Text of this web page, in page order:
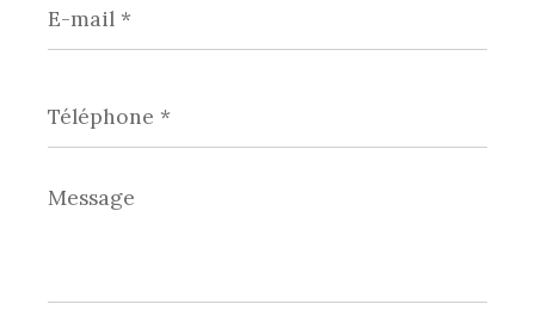
mail
*
*
Message
*